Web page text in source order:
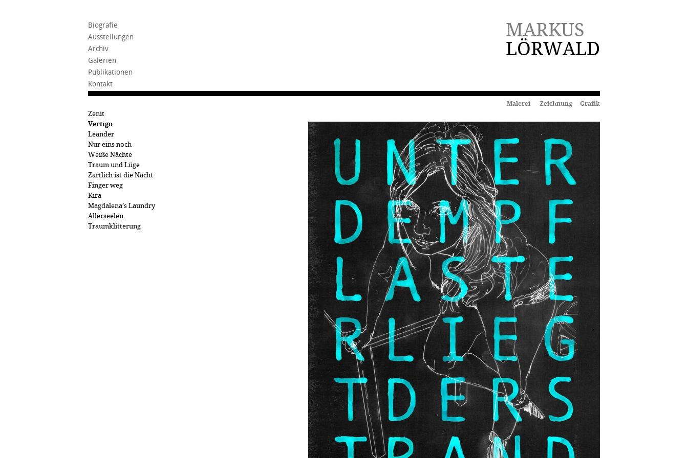
MARKUS
LÖRWALD
Biografie
Ausstellungen
Archiv
Galerien
Publikationen
Kontakt
Malerei Zeichnung Grafik
Zenit
Vertigo
Leander
Nur eins noch
Weiße Nächte
Traum und Lüge
Zärtlich ist die Nacht
Finger weg
Kira
Magdalena’s Laundry
Allerseelen
Traumklitterung